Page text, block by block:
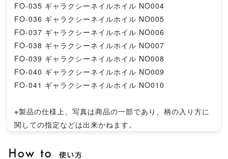
FO-035 ギャラクシーネイルホイル NO004
FO-036 ギャラクシーネイルホイル NO005
FO-037 ギャラクシーネイルホイル NO006
FO-038 ギャラクシーネイルホイル NO007
FO-039 ギャラクシーネイルホイル NO008
FO-040 ギャラクシーネイルホイル NO009
FO-041 ギャラクシーネイルホイル NO010
※製品の仕様上、写真は商品の一部であり、柄の入り方に
関しての指定などは出来かねます。